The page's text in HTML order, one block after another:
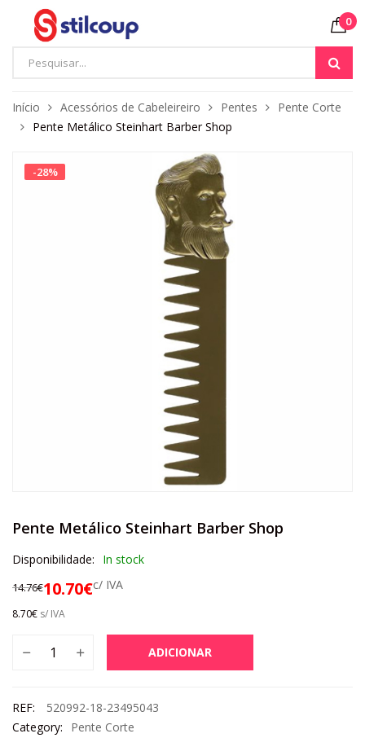
0
Início Acessórios de Cabeleireiro Pentes
Pente Corte
Pente Metálico Steinhart Barber Shop
-28%
Pente Metálico Steinhart Barber Shop
Disponibilidade: In stock
14.76€10.70€c/ IVA
8.70€ s/ IVA
ADICIONAR
REF:
520992-18-23495043
Category:
Pente Corte